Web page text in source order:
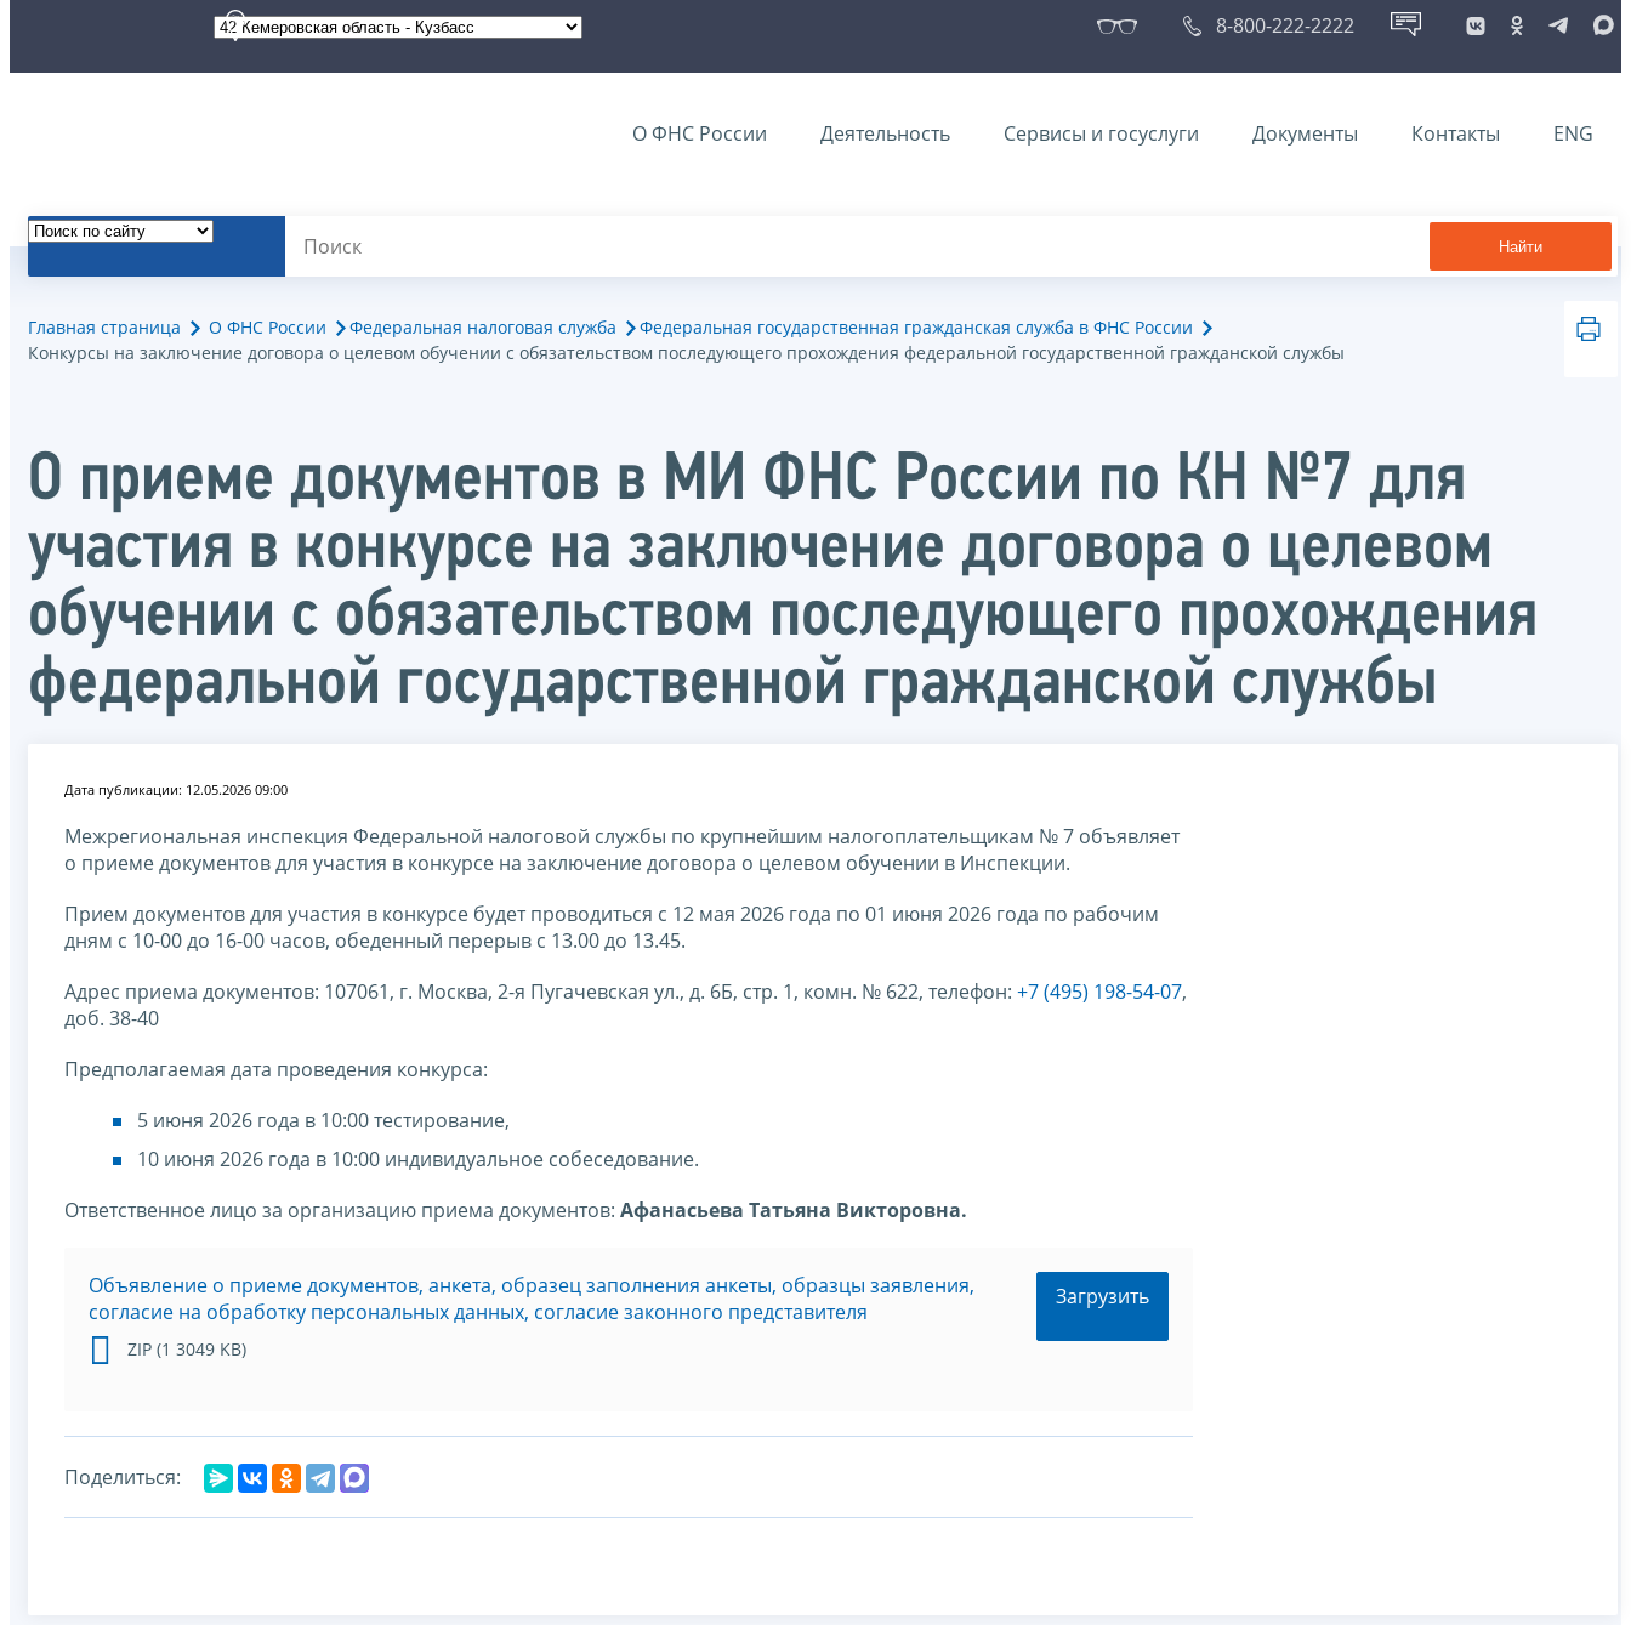
8-800-222-2222
О ФНС России Деятельность Сервисы и госуслуги Документы Контакты ENG
Найти
Главная страница О ФНС России Федеральная налоговая служба
Федеральная государственная гражданская служба в ФНС России
Конкурсы на заключение договора о целевом обучении с обязательством последующего прохождения федеральной государственной гражданской службы
О приеме документов в МИ ФНС России по КН №7 для
участия в конкурсе на заключение договора о целевом
обучении с обязательством последующего прохождения
федеральной государственной гражданской службы
Дата публикации: 12.05.2026 09:00
Межрегиональная инспекция Федеральной налоговой службы по крупнейшим налогоплательщикам № 7 объявляет
о приеме документов для участия в конкурсе на заключение договора о целевом обучении в Инспекции.
Прием документов для участия в конкурсе будет проводиться с 12 мая 2026 года по 01 июня 2026 года по рабочим
дням с 10-00 до 16-00 часов, обеденный перерыв с 13.00 до 13.45.
Адрес приема документов: 107061, г. Москва, 2-я Пугачевская ул., д. 6Б, стр. 1, комн. № 622, телефон: +7 (495) 198-54-07,
доб. 38-40
Предполагаемая дата проведения конкурса:
5 июня 2026 года в 10:00 тестирование,
10 июня 2026 года в 10:00 индивидуальное собеседование.
Ответственное лицо за организацию приема документов: Афанасьева Татьяна Викторовна.
Объявление о приеме документов, анкета, образец заполнения анкеты, образцы заявления,
согласие на обработку персональных данных, согласие законного представителя
ZIP (1 3049 KB)
Загрузить
Поделиться: